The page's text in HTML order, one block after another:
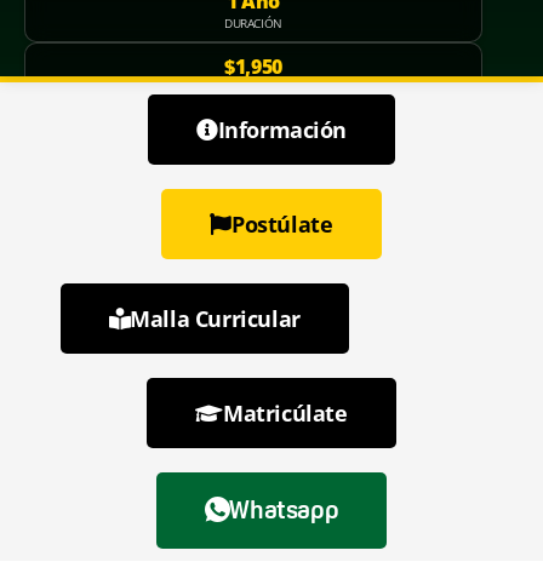
DURACIÓN
$1,950
INVERSIÓN
Matrícula
TÍTULO A OBTENER
Información
Postúlate
Malla Curricular
Matricúlate
Whatsapp